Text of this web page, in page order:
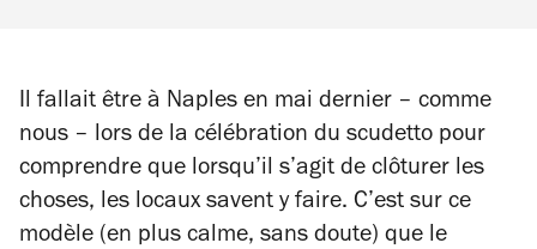
Il fallait être à Naples en mai dernier – comme
nous – lors de la célébration du scudetto pour
comprendre que lorsqu’il s’agit de clôturer les
choses, les locaux savent y faire. C’est sur ce
modèle (en plus calme, sans doute) que le